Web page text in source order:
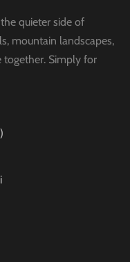
quieter side of
mountain landscapes,
together. Simply for